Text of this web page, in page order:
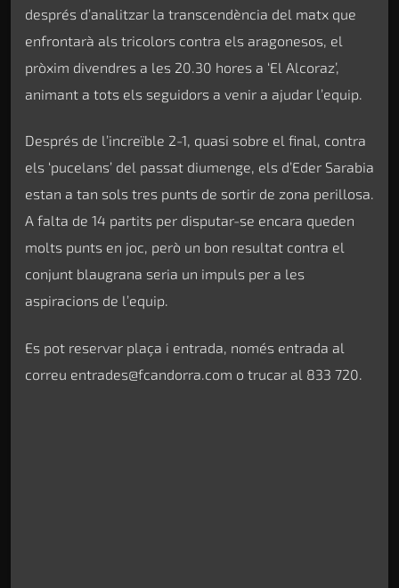
després d’analitzar la transcendència del matx que
enfrontarà als tricolors contra els aragonesos, el
pròxim divendres a les 20.30 hores a ‘El Alcoraz’,
animant a tots els seguidors a venir a ajudar l’equip.
Després de l’increïble 2-1, quasi sobre el final, contra
els ‘pucelans’ del passat diumenge, els d’Eder Sarabia
estan a tan sols tres punts de sortir de zona perillosa.
A falta de 14 partits per disputar-se encara queden
molts punts en joc, però un bon resultat contra el
conjunt blaugrana seria un impuls per a les
aspiracions de l’equip.
Es pot reservar plaça i entrada, només entrada al
correu entrades@fcandorra.com o trucar al 833 720.